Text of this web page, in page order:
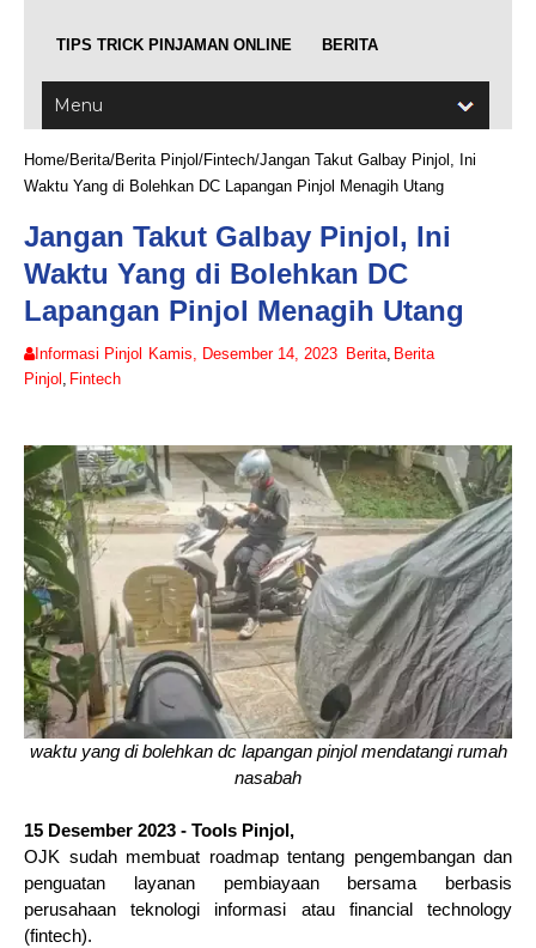
TIPS TRICK PINJAMAN ONLINE BERITA
Home/Berita/Berita Pinjol /Fintech/Jangan Takut Galbay Pinjol, Ini
Waktu Yang di Bolehkan DC Lapangan Pinjol Menagih Utang
Jangan Takut Galbay Pinjol, Ini
Waktu Yang di Bolehkan DC
Lapangan Pinjol Menagih Utang
Informasi Pinjol Kamis, Desember 14, 2023 Berita, Berita
Pinjol , Fintech
waktu yang di bolehkan dc lapangan pinjol mendatangi rumah
nasabah
15 Desember 2023 - Tools Pinjol,
OJK sudah membuat roadmap tentang pengembangan dan
penguatan layanan pembiayaan bersama berbasis
perusahaan teknologi informasi atau financial technology
(fintech).